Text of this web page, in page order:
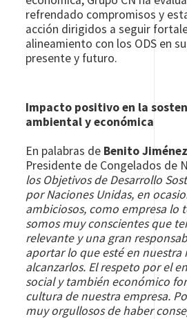
refrendado compromisos y
acción dirigidos a seguir
alineamiento con los ODS en
presente y futuro.
Impacto positivo en la
ambiental y económica
En palabras de Benito
Presidente de Congelados de
los Objetivos de Desarrollo
por Naciones Unidas, en
ambiciosos, como empresa lo
somos muy conscientes que
relevante y una gran
aportar lo que esté en nuestra
alcanzarlos. El respeto por el
social y también económico
cultura de nuestra empresa.
muy orgullosos de haber